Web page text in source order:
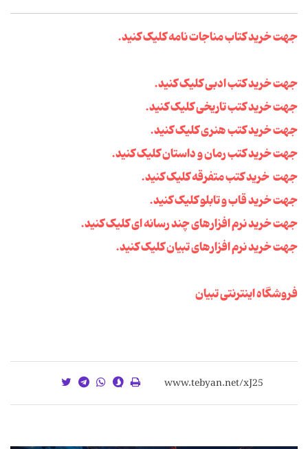
جهت خرید کتاب مناجات نامه کلیک کنید.
جهت خرید کتب ادبی کلیک کنید.
جهت خرید کتب تاریخی کلیک کنید.
جهت خرید کتب هنری کلیک کنید.
جهت خرید کتب رمان و داستان کلیک کنید.
جهت خرید کتب متفرقه کلیک کنید.
جهت خرید قاب و تابلو کلیک کنید.
جهت خرید نرم افزارهای چند رسانه ای کلیک کنید.
جهت خرید نرم افزارهای تبیان کلیک کنید.
فروشگاه اینترنتی تبیان